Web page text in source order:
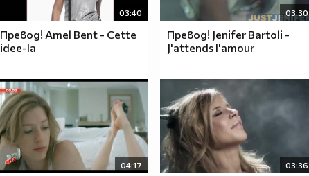
03:40
Превод! Amel Bent - Cette
idee-la
03:30
Превод! Jenifer Bartoli -
J'attends l'amour
04:17 03:36